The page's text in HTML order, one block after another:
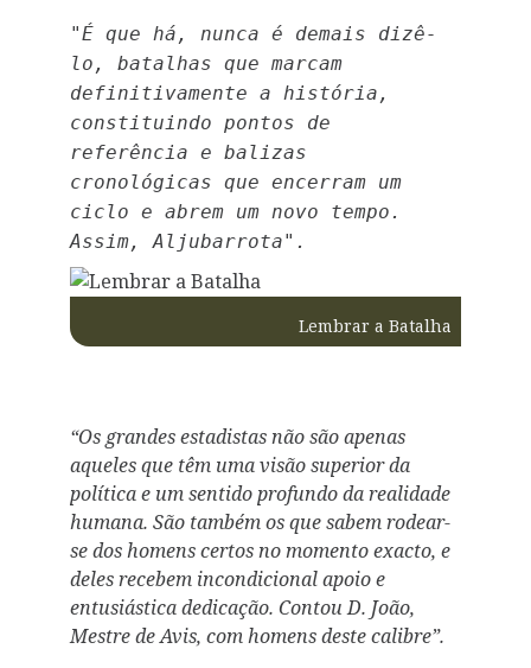
"É que há, nunca é demais dizê-
lo, batalhas que marcam
definitivamente a história,
constituindo pontos de
referência e balizas
cronológicas que encerram um
ciclo e abrem um novo tempo.
Assim, Aljubarrota".
Lembrar a Batalha
“Os grandes estadistas não são apenas
aqueles que têm uma visão superior da
política e um sentido profundo da realidade
humana. São também os que sabem rodear-
se dos homens certos no momento exacto, e
deles recebem incondicional apoio e
entusiástica dedicação. Contou D. João,
Mestre de Avis, com homens deste calibre”.